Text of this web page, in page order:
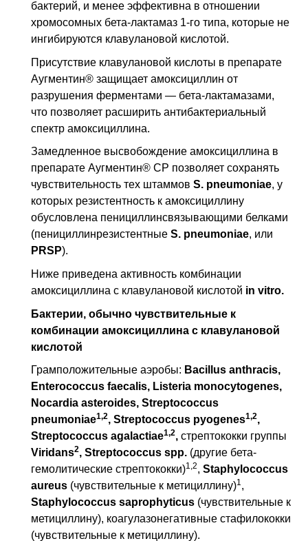
бактерий, и менее эффективна в отношении
хромосомных бета-лактамаз 1-го типа, которые не
ингибируются клавулановой кислотой.
Присутствие клавулановой кислоты в препарате
Аугментин® защищает амоксициллин от
разрушения ферментами — бета-лактамазами,
что позволяет расширить антибактериальный
спектр амоксициллина.
Замедленное высвобождение амоксициллина в
препарате Аугментин® СР позволяет сохранять
чувствительность тех штаммов S. pneumoniae, у
которых резистентность к амоксициллину
обусловлена пенициллинсвязывающими белками
(пенициллинрезистентные S. pneumoniae, или
PRSP).
Ниже приведена активность комбинации
амоксициллина с клавулановой кислотой in vitro.
Бактерии, обычно чувствительные к
комбинации амоксициллина с клавулановой
кислотой
Грамположительные аэробы: Bacillus anthracis,
Enterococcus faecalis, Listeria monocytogenes,
Nocardia asteroides, Streptococcus
pneumoniae1,2, Streptococcus pyogenes1,2,
Streptococcus agalactiae1,2, стрептококки группы
Viridans2, Streptococcus spp. (другие бета-
гемолитические стрептококки)1,2, Staphylococcus
aureus (чувствительные к метициллину)1,
Staphylococcus saprophyticus (чувствительные к
метициллину), коагулазонегативные стафилококки
(чувствительные к метициллину).